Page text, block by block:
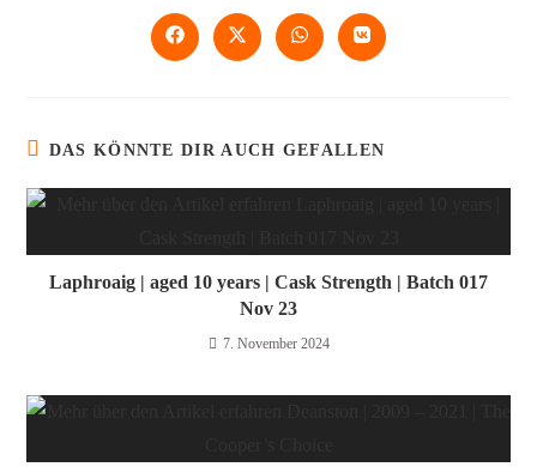
DAS KÖNNTE DIR AUCH GEFALLEN
Laphroaig | aged 10 years | Cask Strength | Batch 017
Nov 23
7. November 2024